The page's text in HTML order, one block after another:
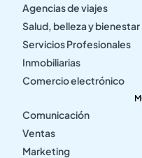
Agencias de viajes
Salud, belleza y bienestar
Servicios Profesionales
Inmobiliarias
Comercio electrónico
Comunicación
Ventas
Marketing